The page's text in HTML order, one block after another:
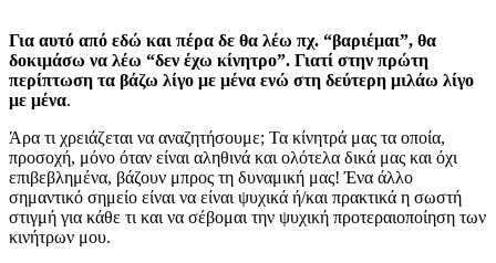
Για αυτό από εδώ και πέρα δε θα λέω πχ. “βαριέμαι”, θα
δοκιμάσω να λέω “δεν έχω κίνητρο”. Γιατί στην πρώτη
περίπτωση τα βάζω λίγο με μένα ενώ στη δεύτερη μιλάω λίγο
με μένα.
Άρα τι χρειάζεται να αναζητήσουμε; Τα κίνητρά μας τα οποία,
προσοχή, μόνο όταν είναι αληθινά και ολότελα δικά μας και όχι
επιβεβλημένα, βάζουν μπρος τη δυναμική μας! Ένα άλλο
σημαντικό σημείο είναι να είναι ψυχικά ή/και πρακτικά η σωστή
στιγμή για κάθε τι και να σέβομαι την ψυχική προτεραιοποίηση των
κινήτρων μου.